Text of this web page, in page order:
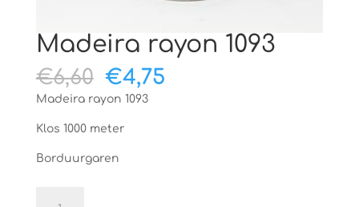
Madeira rayon 1093
€6,60 Oorspronkelijke
prijs
€6,60.
€4,75Huidige
Madeira rayon 1093
Klos 1000 meter
Borduurgaren